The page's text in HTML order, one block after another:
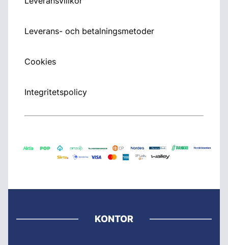
Leverans- och betalningsmetoder
Cookies
Integritetspolicy
KONTOR